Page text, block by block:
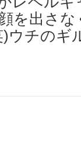
を出さ
ウチのギ